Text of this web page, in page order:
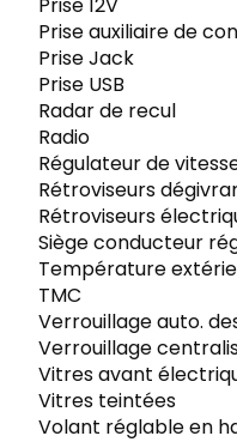
Prise auxiliaire de
Prise Jack
Prise USB
Radar de recul
Radio
Régulateur de
Rétroviseurs
Rétroviseurs
Siège conducteur
Température
TMC
Verrouillage auto.
Verrouillage
Vitres avant
Vitres teintées
Volant réglable en